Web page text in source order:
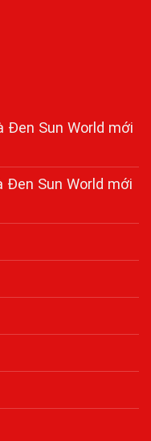
Đen Sun World mới
Sun World mới